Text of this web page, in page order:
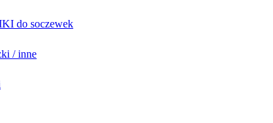
do soczewek
/ inne